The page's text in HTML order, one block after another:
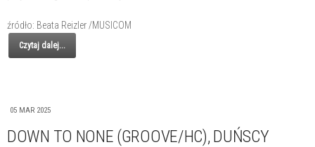
źródło: Beata Reizler /MUSICOM
Czytaj dalej...
05 MAR 2025
DOWN TO NONE (GROOVE/HC), DUŃSCY